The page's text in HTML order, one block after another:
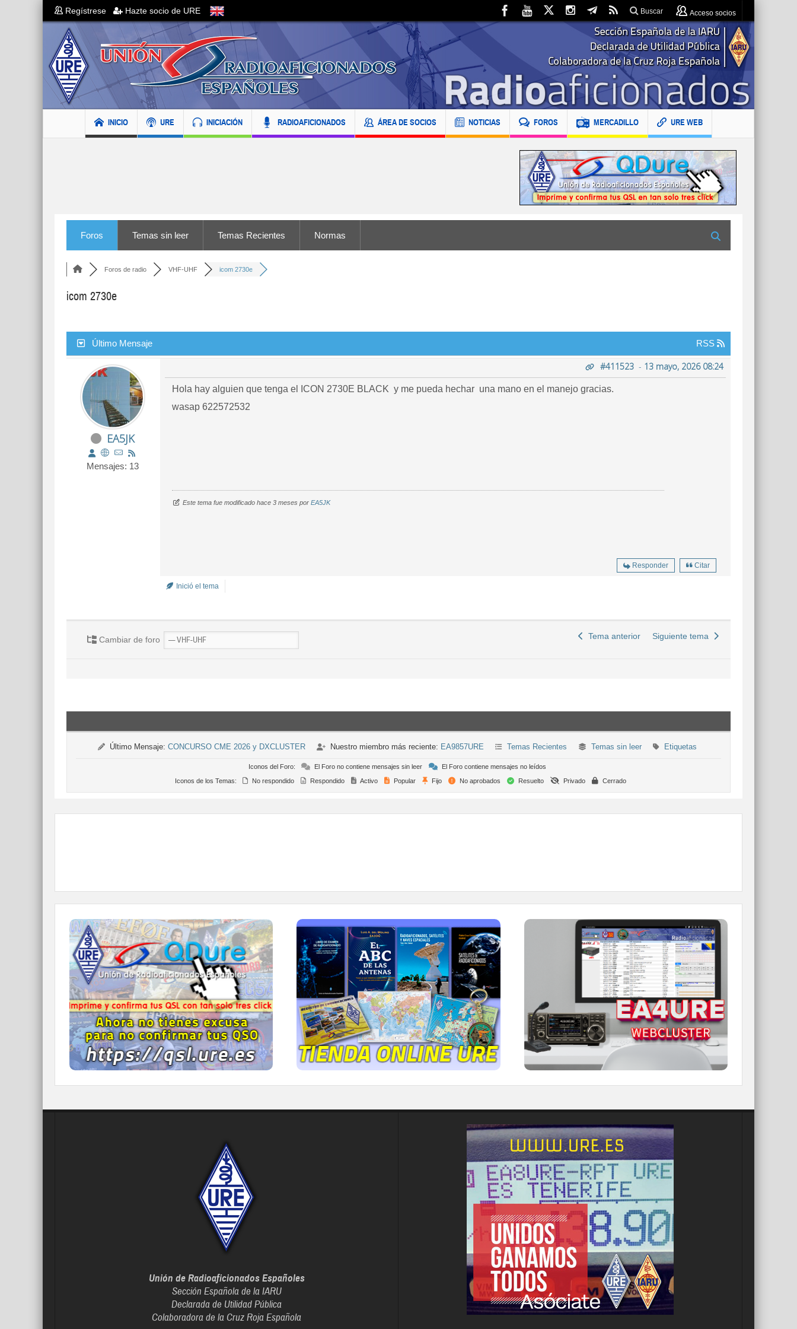
Regístrese Hazte socio de URE Buscar Acceso socios
INICIO URE INICIACIÓN RADIOAFICIONADOS ÁREA DE SOCIOS NOTICIAS FOROS MERCADILLO URE WEB
Foros Temas sin leer Temas Recientes Normas
Foros de radio VHF-UHF icom 2730e
icom 2730e
Último Mensaje RSS
EA5JK
Mensajes: 13
#411523 - 13 mayo, 2026 08:24
Hola hay alguien que tenga el ICON 2730E BLACK y me pueda hechar una mano en el manejo gracias.
wasap 622572532
Este tema fue modificado hace 3 meses por EA5JK
Responder Citar
Inició el tema
Cambiar de foro Tema anterior Siguiente tema
Último Mensaje: CONCURSO CME 2026 y DXCLUSTER Nuestro miembro más reciente: EA9857URE Temas Recientes Temas sin leer Etiquetas
Iconos del Foro: El Foro no contiene mensajes sin leer
El Foro contiene mensajes no leídos
Iconos de los Temas:
No respondido Respondido Activo Popular Fijo No aprobados Resuelto Privado Cerrado
QDURE - https://qsl.ure.es
Imprime y confirma tus QSL en tan solo tres
click.
Nunca fue tan fácil y cómodo
el confirmar tus contactos.
IR A QDURE
TIENDA ONLINE URE
Publicaciones, mapas, polos, camisetas,
gorras, tazas, forros polares y mucho más...
IR A LA TIENDA DE URE
WEBCLUSTER EA4URE
Conoce el nuevo WebCluster de URE,
ahora con nuevos filtros e información y
compatible con GDURE
IR A WEBCLUSTER
Unión de Radioaficionados Españoles
Sección Española de la IARU
Declarada de Utilidad Pública
Colaboradora de la Cruz Roja Española